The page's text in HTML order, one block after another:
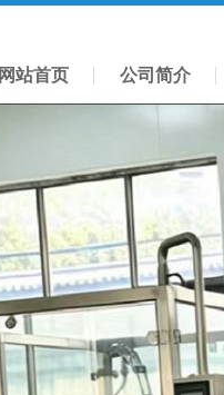
网站首页 公司简介